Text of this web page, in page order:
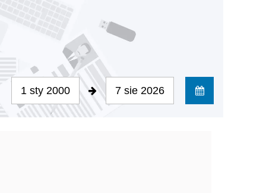
1 sty 2000 7 sie 2026